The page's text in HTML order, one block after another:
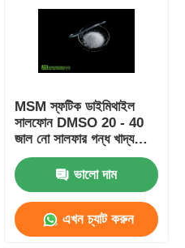
MSM স্ফটিক ডাইমিথাইল
সালফোন DMSO 20 - 40
জাল নো সালফার গন্ধ খাদ্য
গ্রেড
ভালো দাম
এখন চ্যাট করুন